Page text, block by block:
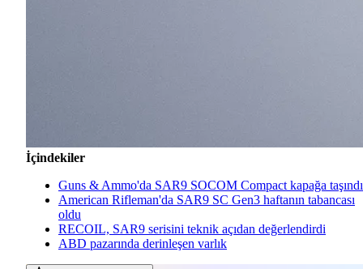
İçindekiler
Guns & Ammo'da SAR9 SOCOM Compact kapağa taşındı
American Rifleman'da SAR9 SC Gen3 haftanın tabancası
oldu
RECOIL, SAR9 serisini teknik açıdan değerlendirdi
ABD pazarında derinleşen varlık